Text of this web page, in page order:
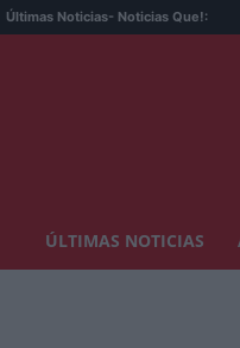
Últimas Noticias- Noticias Que!:
ÚLTIMAS NOTICIAS